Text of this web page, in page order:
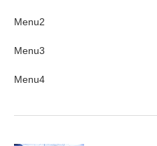
Menu2
Menu3
Menu4